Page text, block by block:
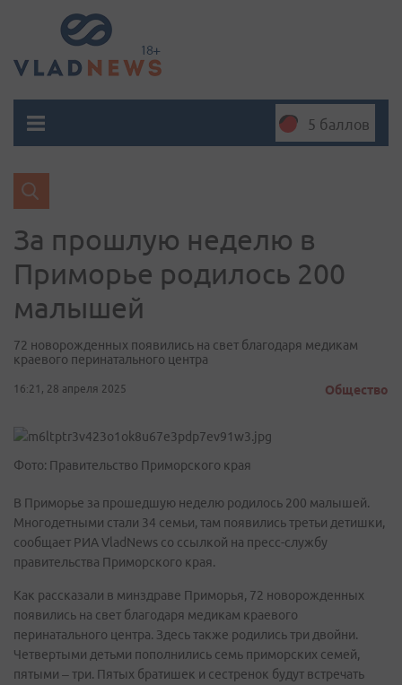
5 баллов
За прошлую неделю в
Приморье родилось 200
малышей
72 новорожденных появились на свет благодаря медикам
краевого перинатального центра
16:21, 28 апреля 2025 Общество
Фото: Правительство Приморского края
В Приморье за прошедшую неделю родилось 200 малышей.
Многодетными стали 34 семьи, там появились третьи детишки,
сообщает РИА VladNews со ссылкой на пресс-службу
правительства Приморского края.
Как рассказали в минздраве Приморья, 72 новорожденных
появились на свет благодаря медикам краевого
перинатального центра. Здесь также родились три двойни.
Четвертыми детьми пополнились семь приморских семей,
пятыми – три. Пятых братишек и сестренок будут встречать